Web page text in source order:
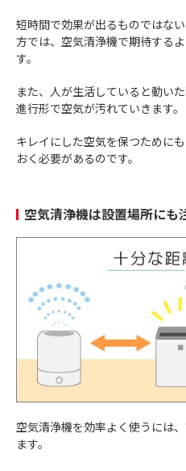
短時間で効果が出るものではな
方では、空気清浄機で期待する
す。
また、人が生活していると動い
進行形で空気が汚れていきます。
キレイにした空気を保つために
おく必要があるのです。
空気清浄機は設置場所にも
空気清浄機を効率よく使うには
ます。